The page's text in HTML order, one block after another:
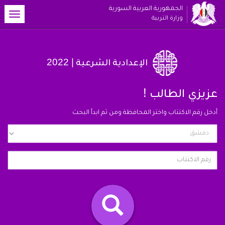
الجمهورية العربية السورية
وزارة التربية
الإعدادية الشرعية
عزيزي الطالب !
أدخل رقم الاكتتاب واختر المحافظة ومن ثم ابدأ البحث